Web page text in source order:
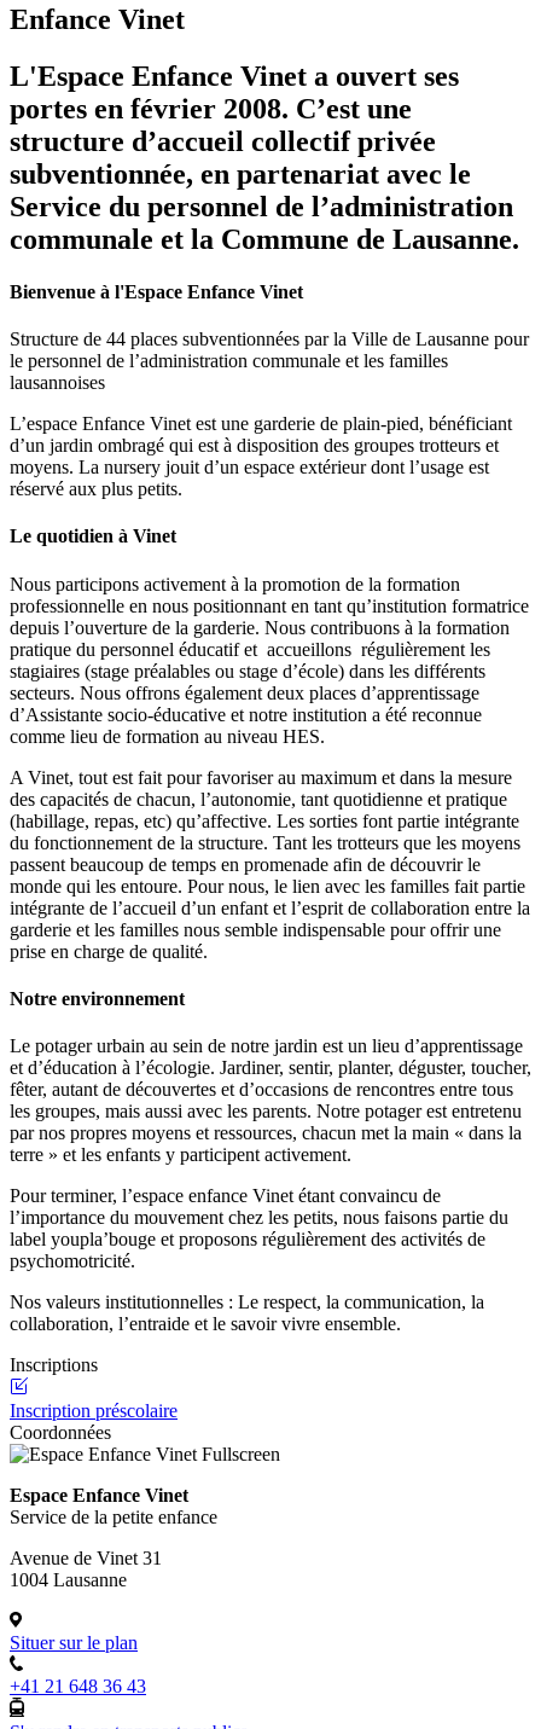
Enfance Vinet
L'Espace Enfance Vinet a ouvert ses
portes en février 2008. C’est une
structure d’accueil collectif privée
subventionnée, en partenariat avec le
Service du personnel de l’administration
communale et la Commune de Lausanne.
Bienvenue à l'Espace Enfance Vinet
Structure de 44 places subventionnées par la Ville de Lausanne pour
le personnel de l’administration communale et les familles
lausannoises
L’espace Enfance Vinet est une garderie de plain-pied, bénéficiant
d’un jardin ombragé qui est à disposition des groupes trotteurs et
moyens. La nursery jouit d’un espace extérieur dont l’usage est
réservé aux plus petits.
Le quotidien à Vinet
Nous participons activement à la promotion de la formation
professionnelle en nous positionnant en tant qu’institution formatrice
depuis l’ouverture de la garderie. Nous contribuons à la formation
pratique du personnel éducatif et accueillons régulièrement les
stagiaires (stage préalables ou stage d’école) dans les différents
secteurs. Nous offrons également deux places d’apprentissage
d’Assistante socio-éducative et notre institution a été reconnue
comme lieu de formation au niveau HES.
A Vinet, tout est fait pour favoriser au maximum et dans la mesure
des capacités de chacun, l’autonomie, tant quotidienne et pratique
(habillage, repas, etc) qu’affective. Les sorties font partie intégrante
du fonctionnement de la structure. Tant les trotteurs que les moyens
passent beaucoup de temps en promenade afin de découvrir le
monde qui les entoure. Pour nous, le lien avec les familles fait partie
intégrante de l’accueil d’un enfant et l’esprit de collaboration entre la
garderie et les familles nous semble indispensable pour offrir une
prise en charge de qualité.
Notre environnement
Le potager urbain au sein de notre jardin est un lieu d’apprentissage
et d’éducation à l’écologie. Jardiner, sentir, planter, déguster, toucher,
fêter, autant de découvertes et d’occasions de rencontres entre tous
les groupes, mais aussi avec les parents. Notre potager est entretenu
par nos propres moyens et ressources, chacun met la main « dans la
terre » et les enfants y participent activement.
Pour terminer, l’espace enfance Vinet étant convaincu de
l’importance du mouvement chez les petits, nous faisons partie du
label youpla’bouge et proposons régulièrement des activités de
psychomotricité.
Nos valeurs institutionnelles : Le respect, la communication, la
collaboration, l’entraide et le savoir vivre ensemble.
Inscriptions
Inscription préscolaire
Coordonnées
Fullscreen
Espace Enfance Vinet
Service de la petite enfance
Avenue de Vinet 31
1004 Lausanne
Situer sur le plan
+41 21 648 36 43